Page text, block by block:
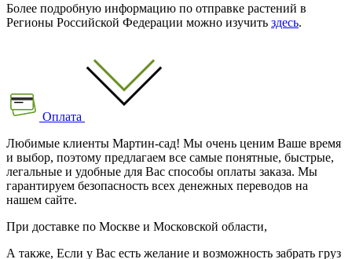
Более подробную информацию по отправке растений в
Регионы Российской Федерации можно изучить здесь.
Оплата
Любимые клиенты Мартин-сад! Мы очень ценим Ваше время
и выбор, поэтому предлагаем все самые понятные, быстрые,
легальные и удобные для Вас способы оплаты заказа. Мы
гарантируем безопасность всех денежных переводов на
нашем сайте.
При доставке по Москве и Московской области,
А также, Если у Вас есть желание и возможность забрать груз